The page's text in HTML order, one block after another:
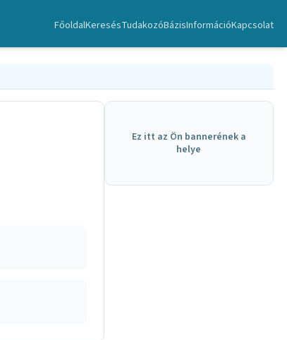
FőoldalKeresésTudakozóBázisInformációKapcsolat
Ez itt az Ön bannerének a
helye